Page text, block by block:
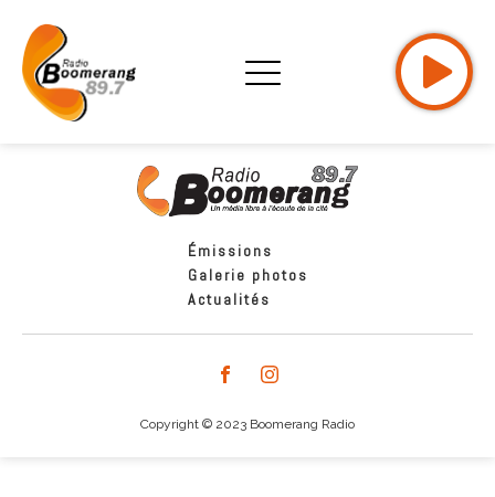
Émissions
Galerie photos
Actualités
Copyright © 2023 Boomerang Radio